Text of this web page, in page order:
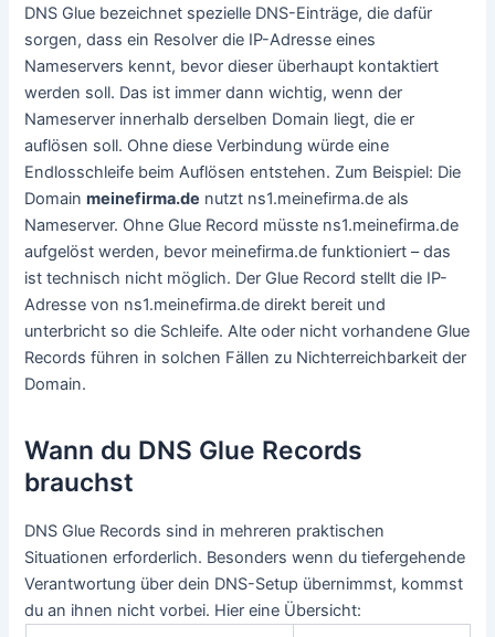
DNS Glue bezeichnet spezielle DNS-Einträge, die dafür
sorgen, dass ein Resolver die IP-Adresse eines
Nameservers kennt, bevor dieser überhaupt kontaktiert
werden soll. Das ist immer dann wichtig, wenn der
Nameserver innerhalb derselben Domain liegt, die er
auflösen soll. Ohne diese Verbindung würde eine
Endlosschleife beim Auflösen entstehen. Zum Beispiel: Die
Domainmeinefirma.de nutzt ns1.meinefirma.de als
Nameserver. Ohne Glue Record müsste ns1.meinefirma.de
aufgelöst werden, bevor meinefirma.de funktioniert – das
ist technisch nicht möglich. Der Glue Record stellt die IP-
Adresse von ns1.meinefirma.de direkt bereit und
unterbricht so die Schleife. Alte oder nicht vorhandene Glue
Records führen in solchen Fällen zu Nichterreichbarkeit der
Domain.
Wann du DNS Glue Records
brauchst
DNS Glue Records sind in mehreren praktischen
Situationen erforderlich. Besonders wenn du tiefergehende
Verantwortung über dein DNS-Setup übernimmst, kommst
du an ihnen nicht vorbei. Hier eine Übersicht: